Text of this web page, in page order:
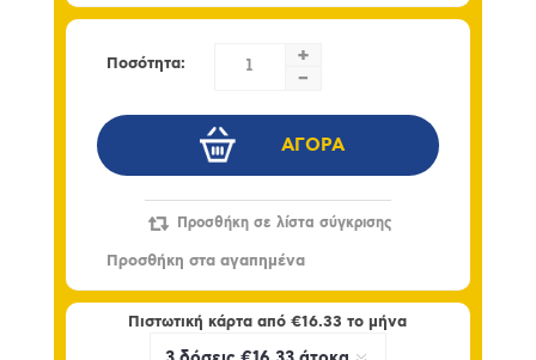
Ποσότητα:
+
-
Πιστωτική κάρτα από€16.33 το μήνα